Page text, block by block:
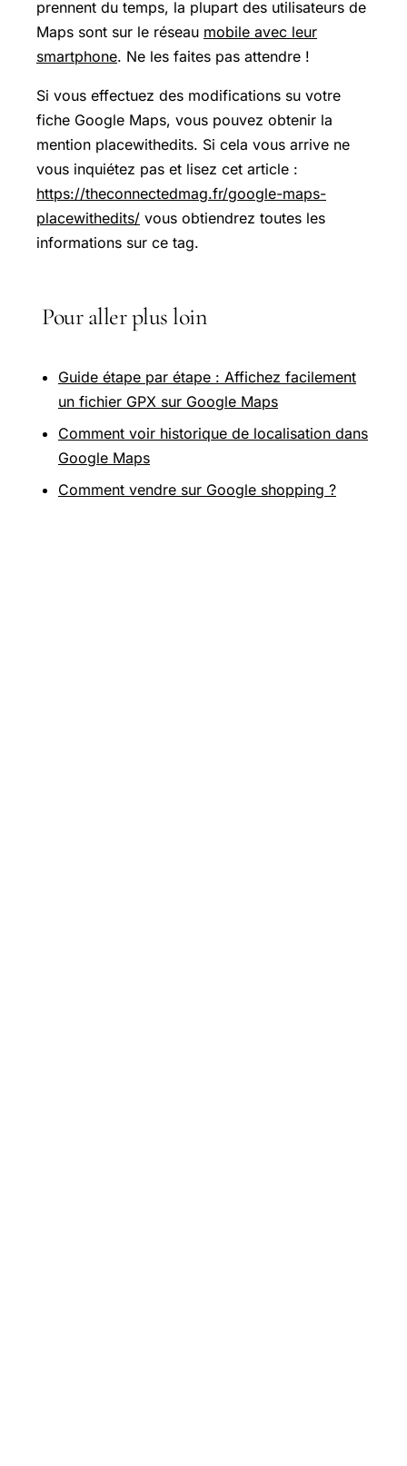
prennent du temps, la plupart des utilisateurs de
Maps sont sur le réseau mobile avec leur
smartphone. Ne les faites pas attendre !
Si vous effectuez des modifications su votre
fiche Google Maps, vous pouvez obtenir la
mention placewithedits. Si cela vous arrive ne
vous inquiétez pas et lisez cet article :
https://theconnectedmag.fr/google-maps-
placewithedits/ vous obtiendrez toutes les
informations sur ce tag.
Pour aller plus loin
Guide étape par étape : Affichez facilement
un fichier GPX sur Google Maps
Comment voir historique de localisation dans
Google Maps
Comment vendre sur Google shopping ?